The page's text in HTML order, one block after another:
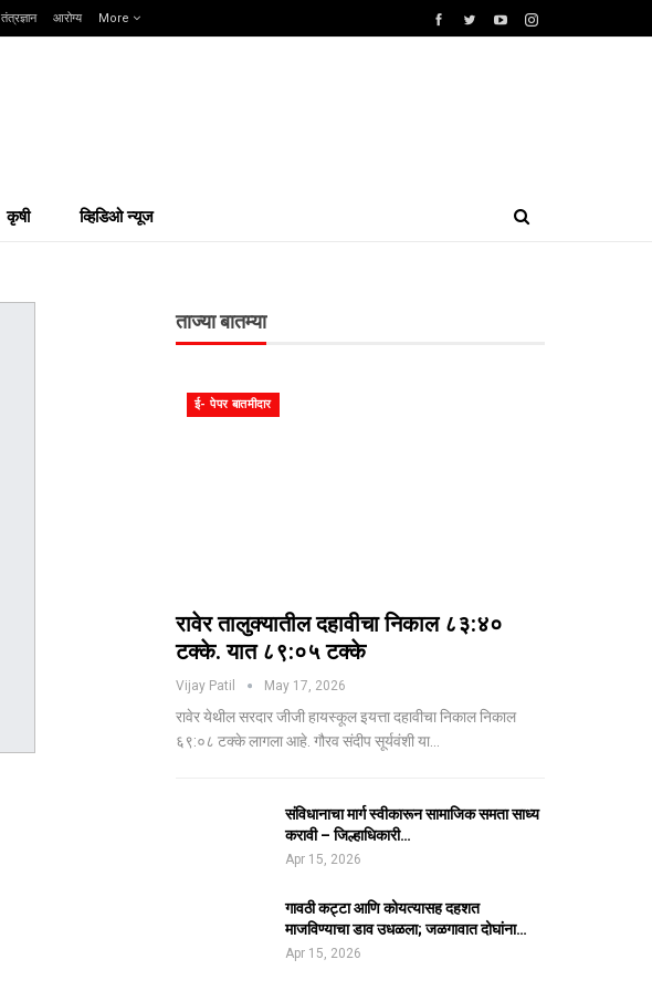
तंत्रज्ञान आरोग्य More
कृषी व्हिडिओ न्यूज
ताज्या बातम्या
ई- पेपर बातमीदार
रावेर तालुक्यातील दहावीचा निकाल ८३:४०
टक्के. यात ८९:०५ टक्के
Vijay Patil May 17, 2026
रावेर येथील सरदार जीजी हायस्कूल इयत्ता दहावीचा निकाल निकाल
६९:०८ टक्के लागला आहे. गौरव संदीप सूर्यवंशी या…
संविधानाचा मार्ग स्वीकारून सामाजिक समता साध्य
करावी – जिल्हाधिकारी…
Apr 15, 2026
गावठी कट्टा आणि कोयत्यासह दहशत
माजविण्याचा डाव उधळला; जळगावात दोघांना…
Apr 15, 2026